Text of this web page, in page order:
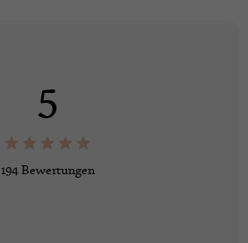
5
194 Bewertungen